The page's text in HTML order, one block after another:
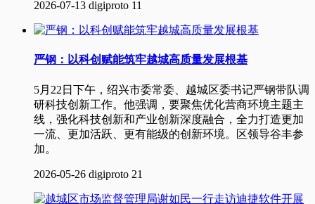
2026-07-13 digiproto 11
严钢：以科创赋能筑牢越城高质量发展根基
5月22日下午，绍兴市委常委、越城区委书记严钢带队调
研科技创新工作。他强调，要聚焦优化营商环境主题主
线，强化科技创新和产业创新深度融合，全力打造更加
一流、更加活跃、更有能级的创新环境。区领导谷丰参
加。
2026-05-26 digiproto 21